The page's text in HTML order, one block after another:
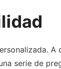
serie de